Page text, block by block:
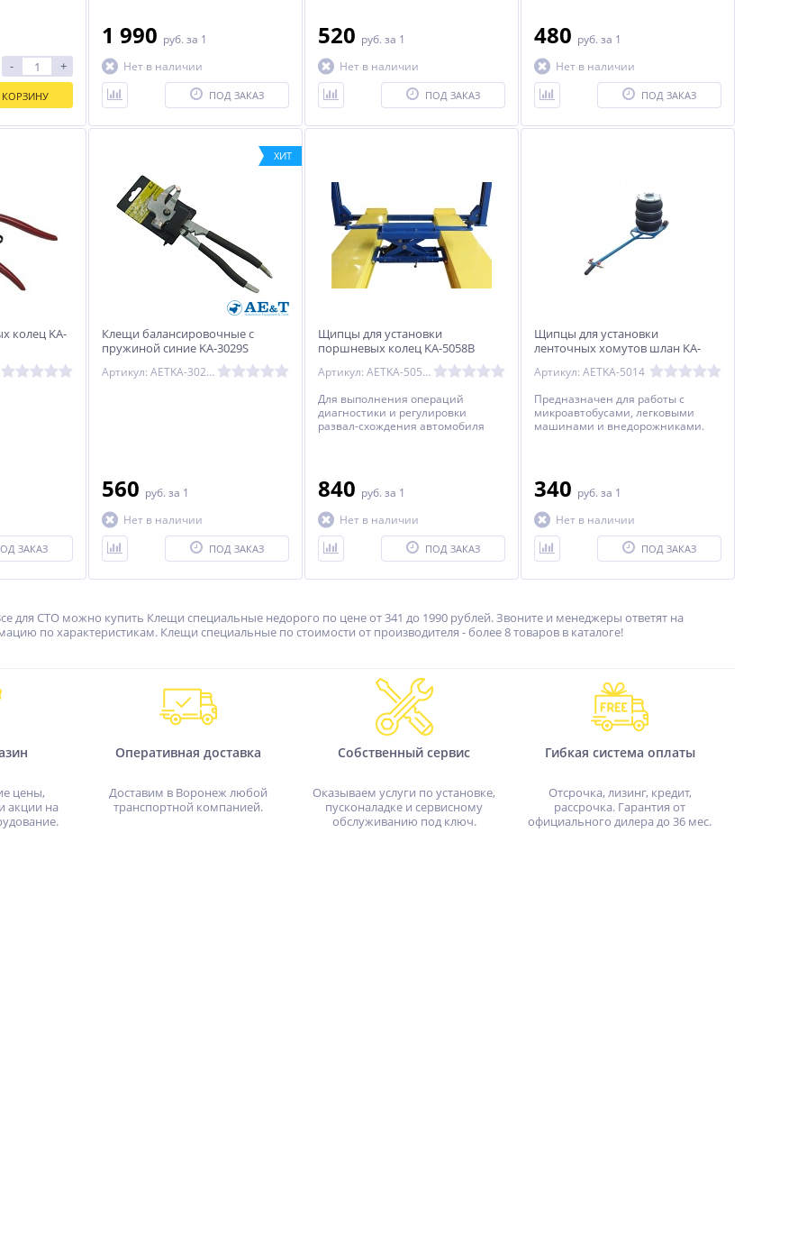
- +
КОРЗИНУ
1 990 руб. за 1
Нет в наличии
ПОД ЗАКАЗ
520 руб. за 1
Нет в наличии
ПОД ЗАКАЗ
480 руб. за 1
Нет в наличии
ПОД ЗАКАЗ
колец KA-
ЗАКАЗ
ХИТ
Клещи балансировочные с
пружиной синие KA-3029S
Артикул: AETKA-3029S
560 руб. за 1
Нет в наличии
ПОД ЗАКАЗ
Щипцы для установки
поршневых колец KA-5058B
Артикул: AETKA-5058B
Для выполнения операций
диагностики и регулировки
развал-схождения автомобиля
840 руб. за 1
Нет в наличии
ПОД ЗАКАЗ
Щипцы для установки
ленточных хомутов шлан KA-
Артикул: AETKA-5014
Предназначен для работы с
микроавтобусами, легковыми
машинами и внедорожниками.
340 руб. за 1
Нет в наличии
ПОД ЗАКАЗ
для СТО можно купить Клещи специальные недорого по цене от 341 до 1990 рублей. Звоните и менеджеры ответят на
по характеристикам. Клещи специальные по стоимости от производителя - более 8 товаров в каталоге!
цены,
акции на
Оперативная доставка
Доставим в Воронеж любой
транспортной компанией.
Собственный сервис
Оказываем услуги по установке,
пусконаладке и сервисному
обслуживанию под ключ.
Гибкая система оплаты
Отсрочка, лизинг, кредит,
рассрочка. Гарантия от
официального дилера до 36 мес.